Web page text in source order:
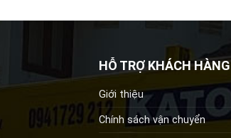
HỖ TRỢ KHÁCH HÀNG
Giới thiệu
Chính sách vận chuyển